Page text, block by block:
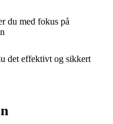
du med fokus på
det effektivt og sikkert